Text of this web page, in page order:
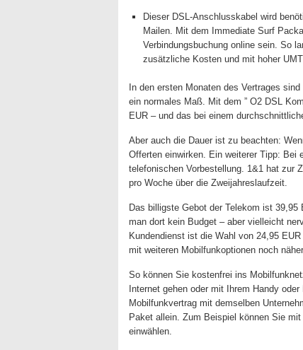
Dieser DSL-Anschlusskabel wird
Mailen. Mit dem Immediate Surf
Verbindungsbuchung online sein. So
zusätzliche Kosten und mit hoher
In den ersten Monaten des Vertrages
ein normales Maß. Mit dem ” O2 DSL
EUR – und das bei einem
Aber auch die Dauer ist zu beachten:
Offerten einwirken. Ein weiterer Tipp: Bei
telefonischen Vorbestellung. 1&1 hat zur
pro Woche über die Zweijahreslaufzeit.
Das billigste Gebot der Telekom ist
man dort kein Budget – aber vielleicht
Kundendienst ist die Wahl von 24,95
mit weiteren Mobilfunkoptionen noch
So können Sie kostenfrei ins
Internet gehen oder mit Ihrem Handy
Mobilfunkvertrag mit demselben
Paket allein. Zum Beispiel können Sie
einwählen.